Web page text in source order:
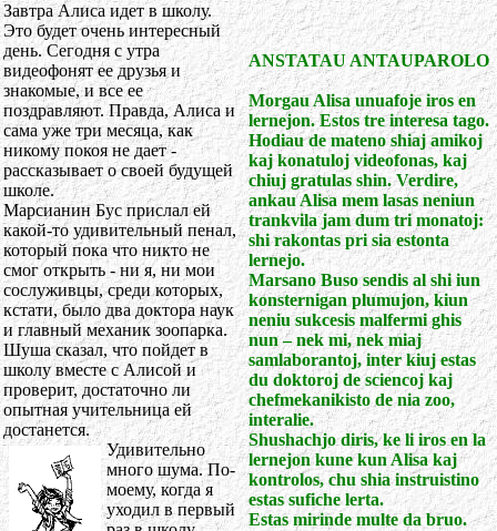
Завтра Алиса идет в школу.
Это будет очень интересный
день. Сегодня с утра
видеофонят ее друзья и
знакомые, и все ее
поздравляют. Правда, Алиса и
сама уже три месяца, как
никому покоя не дает -
рассказывает о своей будущей
школе.
Марсианин Бус прислал ей
какой-то удивительный пенал,
который пока что никто не
смог открыть - ни я, ни мои
сослуживцы, среди которых,
кстати, было два доктора наук
и главный механик зоопарка.
Шуша сказал, что пойдет в
школу вместе с Алисой и
проверит, достаточно ли
опытная учительница ей
достанется.
Удивительно
много шума. По-
моему, когда я
уходил в первый
ANSTATAU ANTAUPAROLO
Morgau Alisa unuafoje iros en
lernejon. Estos tre interesa tago.
Hodiau de mateno shiaj amikoj
kaj konatuloj videofonas, kaj
chiuj gratulas shin. Verdire,
ankau Alisa mem lasas neniun
trankvila jam dum tri monatoj:
shi rakontas pri sia estonta
lernejo.
Marsano Buso sendis al shi iun
konsternigan plumujon, kiun
neniu sukcesis malfermi ghis
nun – nek mi, nek miaj
samlaborantoj, inter kiuj estas
du doktoroj de sciencoj kaj
chefmekanikisto de nia zoo,
interalie.
Shushachjo diris, ke li iros en la
lernejon kune kun Alisa kaj
kontrolos, chu shia instruistino
estas sufiche lerta.
Estas mirinde multe da bruo.